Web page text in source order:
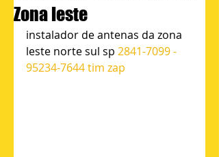
Zona leste
instalador de antenas da zona
leste norte sul sp 2841-7099 -
95234-7644 tim zap